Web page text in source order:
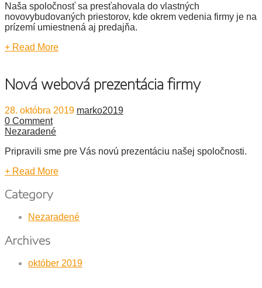
Naša spoločnosť sa presťahovala do vlastných
novovybudovaných priestorov, kde okrem vedenia firmy je na
prízemí umiestnená aj predajňa.
+ Read More
Nová webová prezentácia firmy
28. októbra 2019 marko2019
0 Comment
Nezaradené
Pripravili sme pre Vás novú prezentáciu našej spoločnosti.
+ Read More
Category
Nezaradené
Archives
október 2019